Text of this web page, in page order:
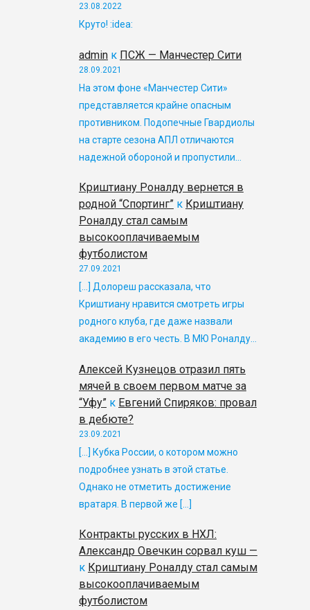
23.08.2022
Круто! :idea:
admin к ПСЖ — Манчестер Сити
28.09.2021
На этом фоне «Манчестер Сити»
представляется крайне опасным
противником. Подопечные Гвардиолы
на старте сезона АПЛ отличаются
надежной обороной и пропустили…
Криштиану Роналду вернется в
родной “Спортинг” к Криштиану
Роналду стал самым
высокооплачиваемым
футболистом
27.09.2021
[…] Долореш рассказала, что
Криштиану нравится смотреть игры
родного клуба, где даже назвали
академию в его честь. В МЮ Роналду…
Алексей Кузнецов отразил пять
мячей в своем первом матче за
“Уфу” к Евгений Спиряков: провал
в дебюте?
23.09.2021
[…] Кубка России, о котором можно
подробнее узнать в этой статье.
Однако не отметить достижение
вратаря. В первой же […]
Контракты русских в НХЛ:
Александр Овечкин сорвал куш —
к Криштиану Роналду стал самым
высокооплачиваемым
футболистом